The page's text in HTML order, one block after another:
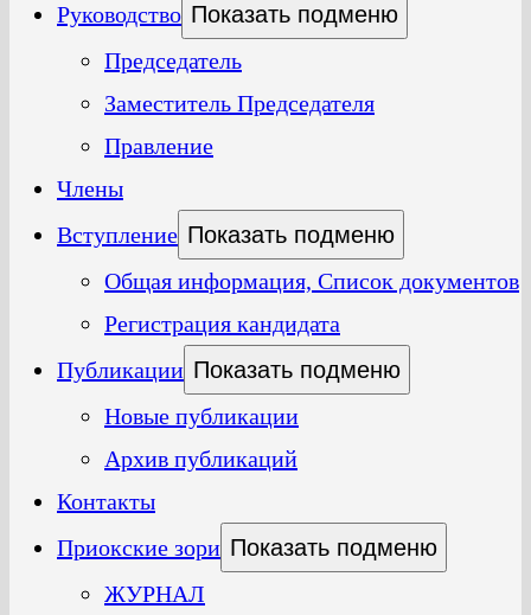
Руководство Показать подменю
Председатель
Заместитель Председателя
Правление
Члены
Вступление Показать подменю
Общая информация, Список документов
Регистрация кандидата
Публикации Показать подменю
Новые публикации
Архив публикаций
Контакты
Приокские зори Показать подменю
ЖУРНАЛ